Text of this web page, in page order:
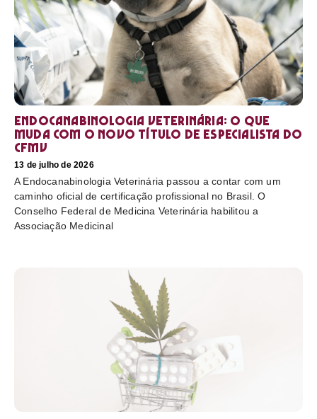
Endocanabinologia Veterinária: o que
muda com o novo título de especialista do
CFMV
13 de julho de 2026
A Endocanabinologia Veterinária passou a contar com um
caminho oficial de certificação profissional no Brasil. O
Conselho Federal de Medicina Veterinária habilitou a
Associação Medicinal